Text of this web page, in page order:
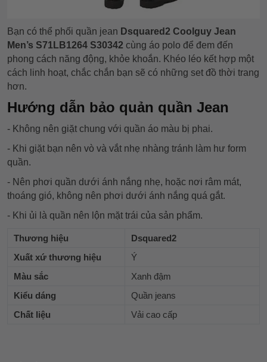
Bạn có thể phối quần jean Dsquared2 Coolguy Jean
Men’s S71LB1264 S30342 cùng áo polo để đem đến
phong cách năng động, khỏe khoắn. Khéo léo kết hợp một
cách linh hoạt, chắc chắn bạn sẽ có những set đồ thời trang
hơn.
Hướng dẫn bảo quản quần Jean
- Không nên giặt chung với quần áo màu bị phai.
- Khi giặt bạn nên vò và vắt nhẹ nhàng tránh làm hư form
quần.
- Nên phơi quần dưới ánh nắng nhẹ, hoặc nơi râm mát,
thoáng gió, không nên phơi dưới ánh nắng quá gắt.
- Khi ủi là quần nên lộn mặt trái của sản phẩm.
Thương hiệu
Dsquared2
Xuất xứ thương hiệu
Ý
Màu sắc
Xanh đậm
Kiểu dáng
Quần jeans
Chất liệu
Vải cao cấp